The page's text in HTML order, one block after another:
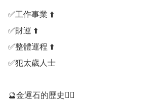
✅️工作事業 ⬆️
✅️財運 ⬆️
✅️整體運程 ⬆️
✅️犯太歲人士
🔮金運石的歷史💁‍♀️